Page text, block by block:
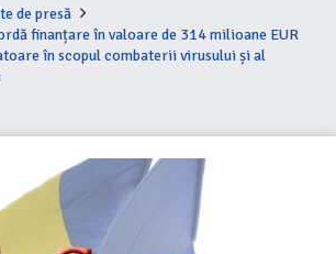
de presă
finanțare în valoare de 314 milioane EUR
în scopul combaterii virusului și al